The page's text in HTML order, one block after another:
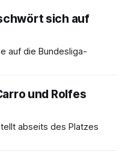
sich auf
auf die Bundesliga-
und Rolfes
abseits des Platzes